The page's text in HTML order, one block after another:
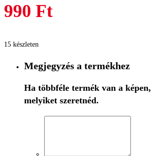
990 Ft
15 készleten
Megjegyzés a termékhez
Ha többféle termék van a
melyiket szeretnéd.